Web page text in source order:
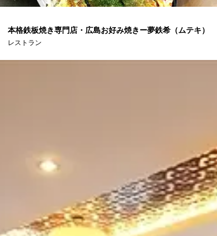
本格鉄板焼き専門店・広島お好み焼きー夢鉄希（ムテキ）
レストラン